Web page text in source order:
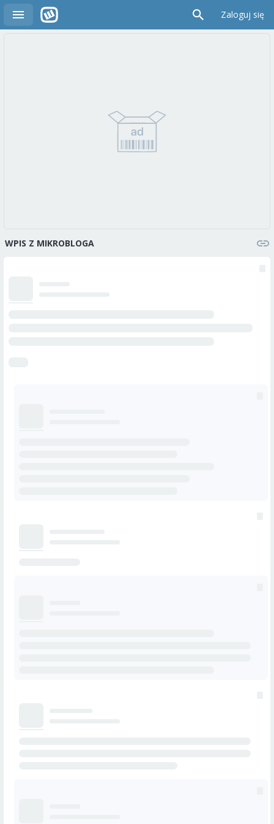
Zaloguj się
WPIS Z MIKROBLOGA